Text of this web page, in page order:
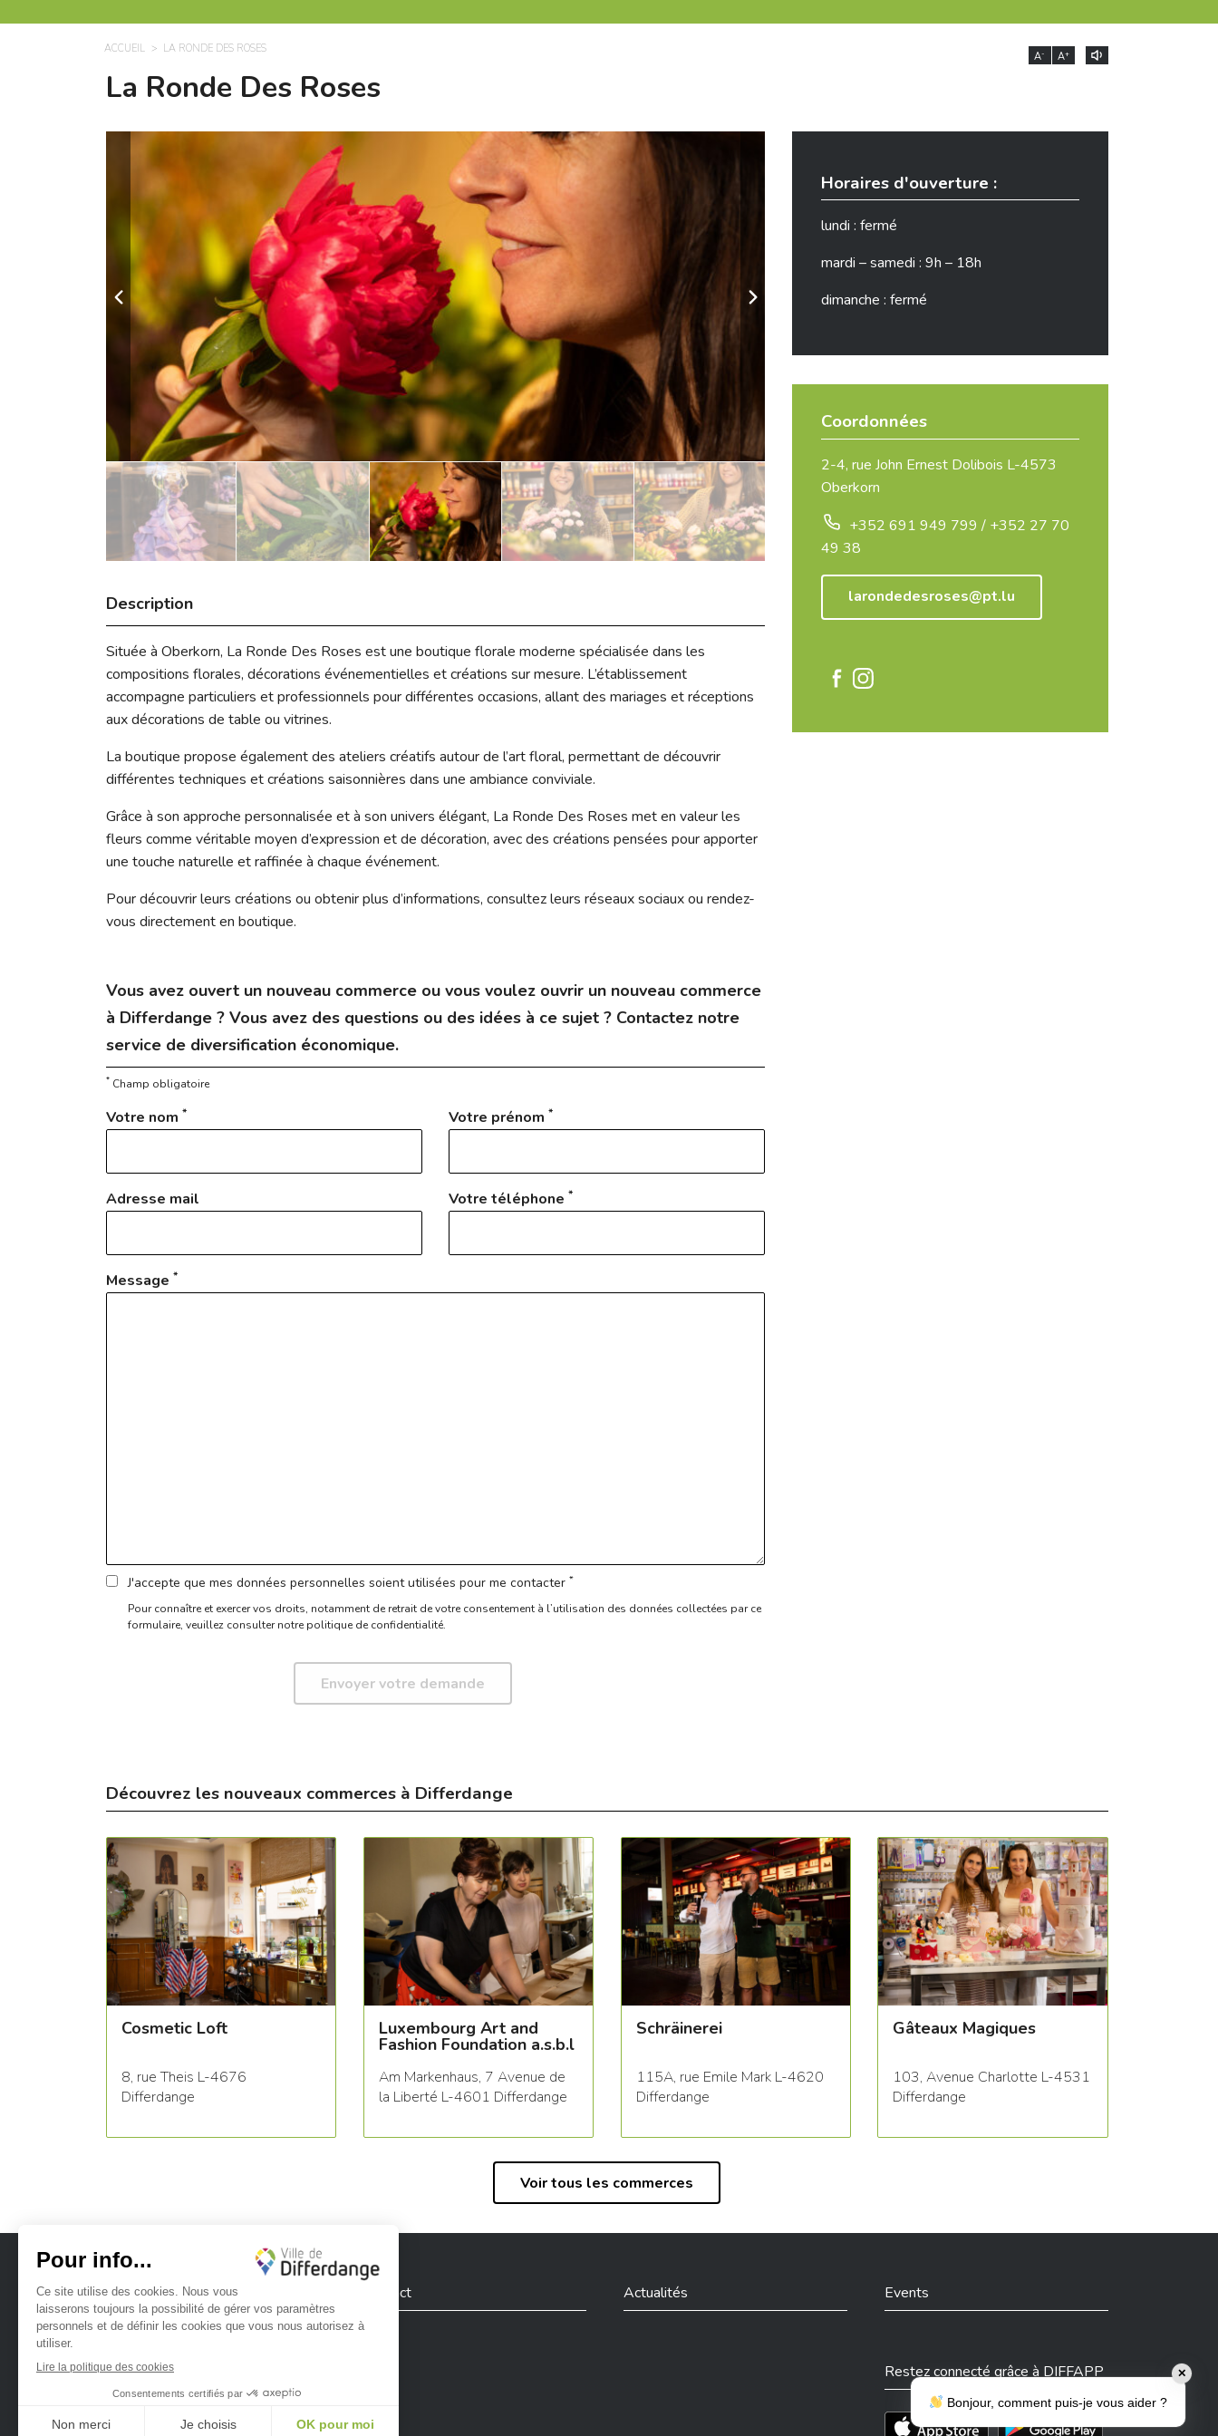
ACCUEIL LA RONDE DES ROSES
A- A+
La Ronde Des Roses
Description
Située à Oberkorn, La Ronde Des Roses est une boutique florale moderne spécialisée dans les
compositions florales, décorations événementielles et créations sur mesure. L’établissement
accompagne particuliers et professionnels pour différentes occasions, allant des mariages et réceptions
aux décorations de table ou vitrines.
La boutique propose également des ateliers créatifs autour de l’art floral, permettant de découvrir
différentes techniques et créations saisonnières dans une ambiance conviviale.
Grâce à son approche personnalisée et à son univers élégant, La Ronde Des Roses met en valeur les
fleurs comme véritable moyen d’expression et de décoration, avec des créations pensées pour apporter
une touche naturelle et raffinée à chaque événement.
Pour découvrir leurs créations ou obtenir plus d’informations, consultez leurs réseaux sociaux ou rendez-
vous directement en boutique.
Vous avez ouvert un nouveau commerce ou vous voulez ouvrir un nouveau commerce
à Differdange ? Vous avez des questions ou des idées à ce sujet ? Contactez notre
service de diversification économique.
*Champ obligatoire
Votre nom * Votre prénom *
Adresse mail Votre téléphone *
Message *
J'accepte que mes données personnelles soient utilisées pour me contacter *
Pour connaître et exercer vos droits, notamment de retrait de votre consentement à l’utilisation des données collectées par ce
formulaire, veuillez consulter notre politique de confidentialité.
Horaires d'ouverture :
lundi : fermé
mardi – samedi : 9h – 18h
dimanche : fermé
Coordonnées
2-4, rue John Ernest Dolibois L-4573
Oberkorn
+352 691 949 799 / +352 27 70
49 38
larondedesroses@pt.lu
Découvrez les nouveaux commerces à Differdange
Cosmetic Loft
8, rue Theis L-4676
Differdange
Luxembourg Art and
Fashion Foundation a.s.b.l
Am Markenhaus, 7 Avenue de
la Liberté L-4601 Differdange
Schräinerei
115A, rue Emile Mark L-4620
Differdange
Gâteaux Magiques
103, Avenue Charlotte L-4531
Differdange
Voir tous les commerces
Ville de Differdange sur Facebook
Ville de Differdange sur Instagram
Ville de Differdange sur YouTube
Contact Actualités Events
Restez connecté grâce à DIFFAPP
Téléchargez l'app sur l'App StoreTéléchargez l'app sur Play Store
✕
Bonjour, comment puis-je vous aider ?